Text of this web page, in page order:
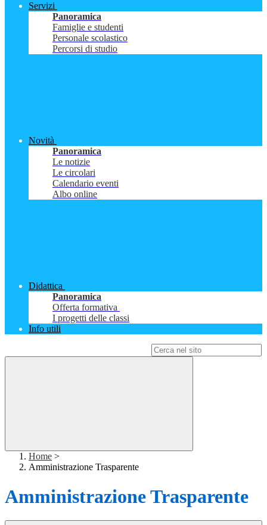
Servizi
Panoramica
Famiglie e studenti
Personale scolastico
Percorsi di studio
Novità
Panoramica
Le notizie
Le circolari
Calendario eventi
Albo online
Didattica
Panoramica
Offerta formativa
I progetti delle classi
Info utili
Home >
Amministrazione Trasparente
Amministrazione Trasparente